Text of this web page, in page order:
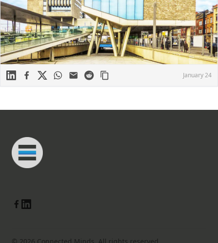
LinkedinFacebook
X WhatsApp
Mail Reddit January 24
Connected Minds
Linkedin
© 2026 Connected Minds. All rights reserved.